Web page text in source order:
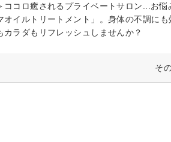
コロ癒されるプライベートサロン...お
オイルトリートメント」。身体の不調に
ラダもリフレッシュしませんか？
そ